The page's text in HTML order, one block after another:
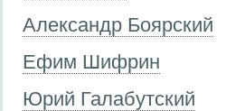
Александр Боярский
Ефим Шифрин
Юрий Галабутский